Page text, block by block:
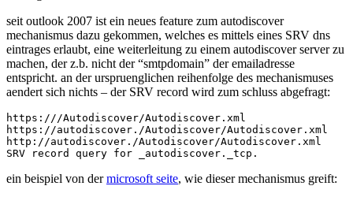
seit outlook 2007 ist ein neues feature zum autodiscover
mechanismus dazu gekommen, welches es mittels eines SRV dns
eintrages erlaubt, eine weiterleitung zu einem autodiscover server zu
machen, der z.b. nicht der “smtpdomain” der emailadresse
entspricht. an der urspruenglichen reihenfolge des mechanismuses
aendert sich nichts – der SRV record wird zum schluss abgefragt:
https:// /Autodiscover/Autodiscover.xml
https://autodiscover. /Autodiscover/Autodiscover.xml
http://autodiscover. /Autodiscover/Autodiscover.xml
SRV record query for _autodiscover._tcp.
ein beispiel von dermicrosoft seite, wie dieser mechanismus greift: